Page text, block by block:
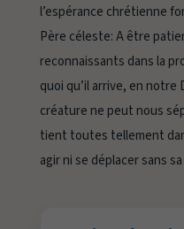
l’espérance chrétienne
Père céleste:A être
reconnaissants dans la
quoi qu’il arrive, en
créature ne peut nous
tient toutes tellement
agir ni se déplacer sans